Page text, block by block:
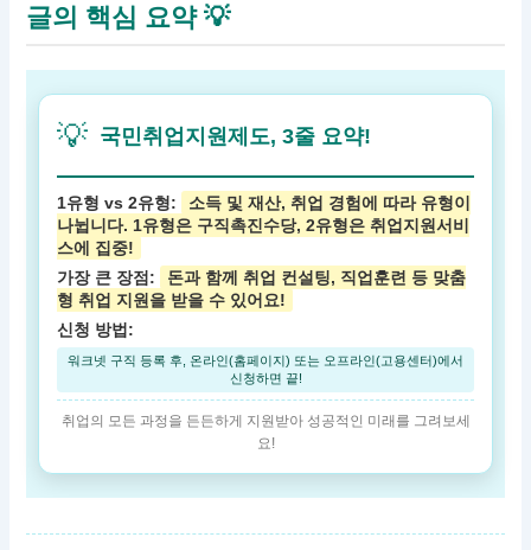
글의 핵심 요약 💡
💡 국민취업지원제도, 3줄 요약!
1유형 vs 2유형:
소득 및 재산, 취업 경험에 따라 유형이
나뉩니다. 1유형은 구직촉진수당, 2유형은 취업지원서비
스에 집중!
가장 큰 장점:
돈과 함께 취업 컨설팅, 직업훈련 등 맞춤
형 취업 지원을 받을 수 있어요!
신청 방법:
워크넷 구직 등록 후, 온라인(홈페이지) 또는 오프라인(고용센터)에서
신청하면 끝!
취업의 모든 과정을 든든하게 지원받아 성공적인 미래를 그려보세
요!